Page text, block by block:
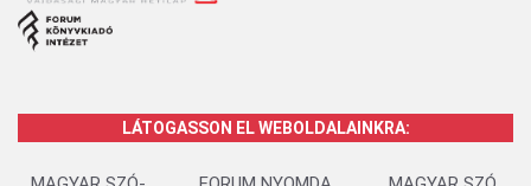
LÁTOGASSON EL WEBOLDALAINKRA: